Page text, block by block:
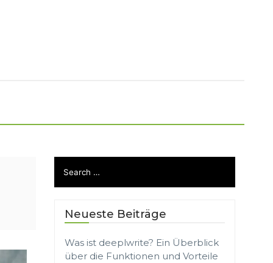
Neueste Beiträge
Was ist deeplwrite? Ein Überblick
über die Funktionen und Vorteile